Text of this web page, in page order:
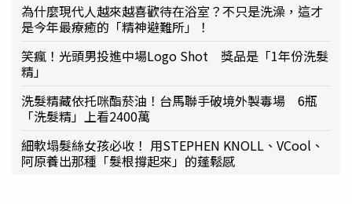
為什麼現代人越來越喜歡待在浴室？不只是洗澡，這才
是今年最療癒的「精神避難所」！
笑瘋！光頭男投進中場Logo Shot 獎品是「1年份洗髮
精」
洗髮精藏依托咪酯菸油！台馬聯手破境外製毒場 6瓶
「洗髮精」上看2400萬
細軟塌髮絲女孩必收！ 用STEPHEN KNOLL、VCool、
阿原養出那種「髮根撐起來」的蓬鬆感